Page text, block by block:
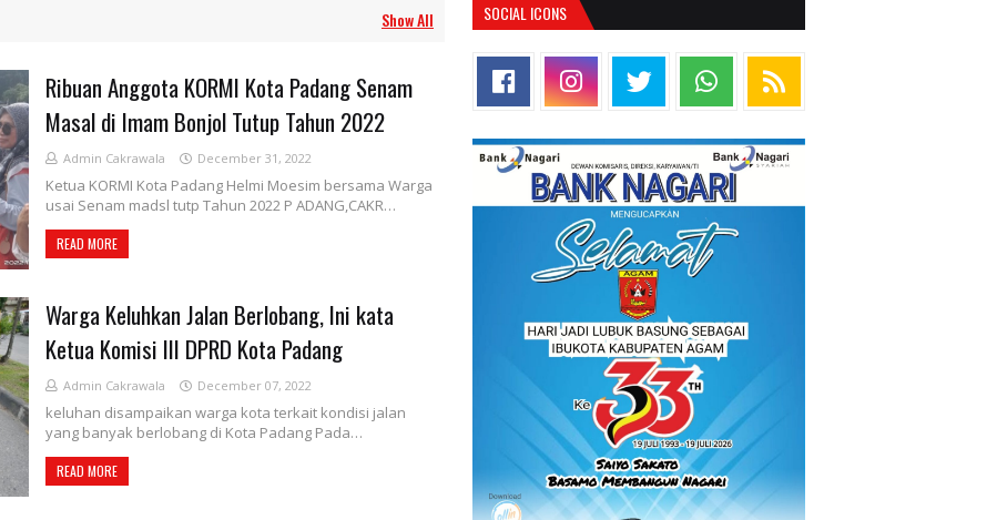
Show All
Ribuan Anggota KORMI Kota Padang Senam
Masal di Imam Bonjol Tutup Tahun 2022
Admin Cakrawala December 31, 2022
Ketua KORMI Kota Padang Helmi Moesim bersama Warga
usai Senam madsl tutp Tahun 2022 P ADANG,CAKR…
READ MORE
Warga Keluhkan Jalan Berlobang, Ini kata
Ketua Komisi III DPRD Kota Padang
Admin Cakrawala December 07, 2022
keluhan disampaikan warga kota terkait kondisi jalan
yang banyak berlobang di Kota Padang Pada…
READ MORE
SOCIAL ICONS